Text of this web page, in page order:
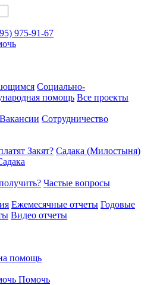
975-91-67
Социально-
помощь Все проекты
Вакансии Сотрудничество
Закят? Садака (Милостыня)
Частые вопросы
Ежемесячные отчеты Годовые
Видео отчеты
помощь
Помочь